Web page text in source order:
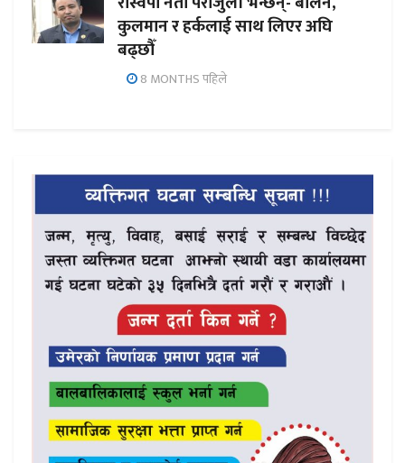
कुलमान र हर्कलाई साथ लिएर अघि
बढ्छौँ
8 MONTHS पहिले